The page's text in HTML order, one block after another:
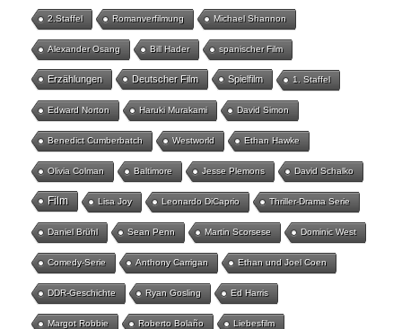
2.Staffel Romanverfilmung Michael Shannon
Alexander Osang Bill Hader spanischer Film
Erzählungen Deutscher Film Spielfilm 1. Staffel
Edward Norton Haruki Murakami David Simon
Benedict Cumberbatch Westworld Ethan Hawke
Olivia Colman Baltimore Jesse Plemons David Schalko
Film Lisa Joy Leonardo DiCaprio Thriller-Drama Serie
Daniel Brühl Sean Penn Martin Scorsese Dominic West
Comedy-Serie Anthony Carrigan Ethan und Joel Coen
DDR-Geschichte Ryan Gosling Ed Harris
Margot Robbie Roberto Bolaño Liebesfilm